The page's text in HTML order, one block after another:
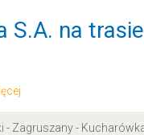
S.A. na
- Zagruszany -